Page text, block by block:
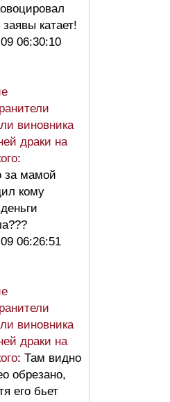
заявы катает!
06:30:10
виновника
драки на
:
за мамой
кому
06:26:51
виновника
драки на
: Там видно
обрезано,
его бьет